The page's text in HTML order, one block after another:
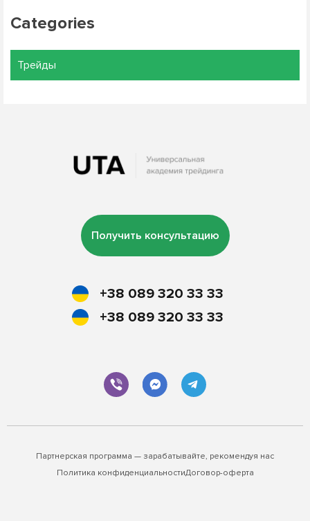
Categories
Трейды
Получить консультацию
+38 089 320 33 33
+38 089 320 33 33
Партнерская программа — зарабатывайте, рекомендуя нас
Политика конфиденциальностиДоговор-оферта